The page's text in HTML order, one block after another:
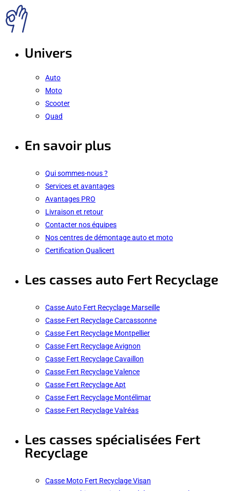
Univers
Auto
Moto
Scooter
Quad
En savoir plus
Qui sommes-nous ?
Services et avantages
Avantages PRO
Livraison et retour
Contacter nos équipes
Nos centres de démontage auto et moto
Certification Qualicert
Les casses auto Fert Recyclage
Casse Auto Fert Recyclage Marseille
Casse Fert Recyclage Carcassonne
Casse Fert Recyclage Montpellier
Casse Fert Recyclage Avignon
Casse Fert Recyclage Cavaillon
Casse Fert Recyclage Valence
Casse Fert Recyclage Apt
Casse Fert Recyclage Montélimar
Casse Fert Recyclage Valréas
Les casses spécialisées Fert
Recyclage
Casse Moto Fert Recyclage Visan